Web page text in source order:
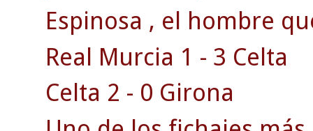
Espinosa , el hombre
Real Murcia 1 - 3 Celta
Celta 2 - 0 Girona